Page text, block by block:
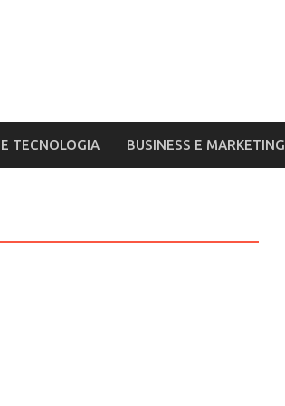
TECNOLOGIA BUSINESS E MARKETING